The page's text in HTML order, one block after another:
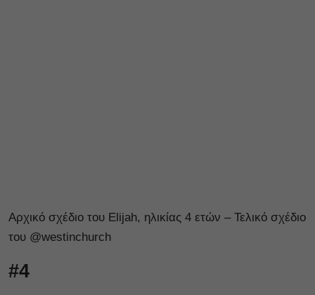
Αρχικό σχέδιο του Elijah, ηλικίας 4 ετών – Τελικό σχέδιο
του @westinchurch
#4